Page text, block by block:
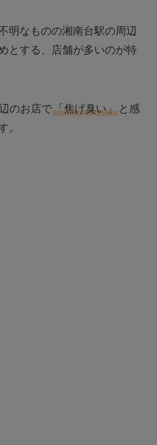
明なものの湘南台駅の周辺
とする、店舗が多いのが特
のお店で「焦げ臭い」と感
。